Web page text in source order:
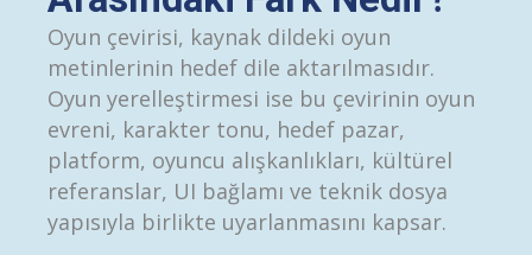
Oyun çevirisi, kaynak dildeki oyun
metinlerinin hedef dile aktarılmasıdır.
Oyun yerelleştirmesi ise bu çevirinin oyun
evreni, karakter tonu, hedef pazar,
platform, oyuncu alışkanlıkları, kültürel
referanslar, UI bağlamı ve teknik dosya
yapısıyla birlikte uyarlanmasını kapsar.